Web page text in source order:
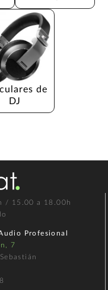
de
DJ
/ 15.00 a 18.00h
Profesional
7